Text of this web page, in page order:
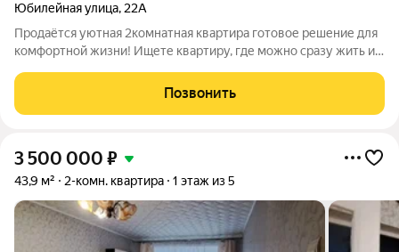
Юбилейная улица, 22А
Продаётся уютная 2комнатная квартира готовое решение для
комфортной жизни! Ищете квартиру, где можно сразу жить и
этот вариант на 4 этаже современного дома. Общая площадь
48,9 м,
Позвонить
3 500 000 ₽
43,9 м² 2-комн. квартира 1 этаж из 5